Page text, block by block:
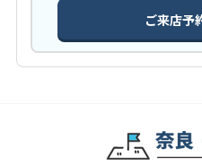
ご来店予